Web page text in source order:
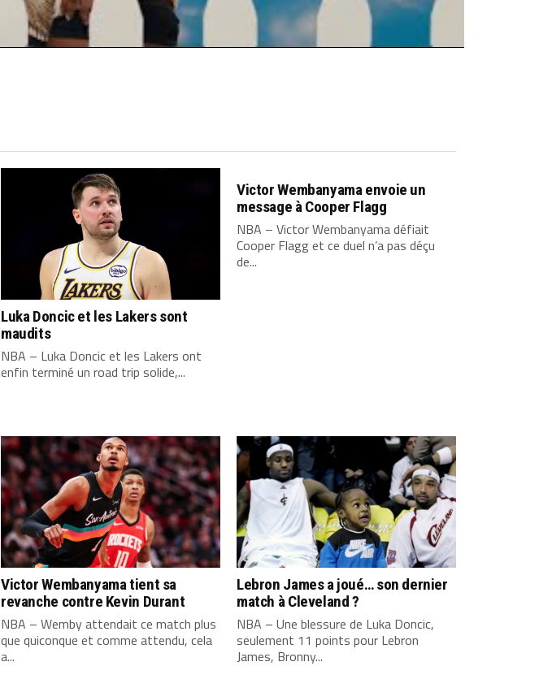
Luka Doncic et les Lakers sont
maudits
NBA – Luka Doncic et les Lakers ont
enfin terminé un road trip solide,...
Victor Wembanyama envoie un
message à Cooper Flagg
NBA – Victor Wembanyama défiait
Cooper Flagg et ce duel n’a pas déçu
de...
Victor Wembanyama tient sa
revanche contre Kevin Durant
NBA – Wemby attendait ce match plus
que quiconque et comme attendu, cela
a...
Lebron James a joué… son dernier
match à Cleveland ?
NBA – Une blessure de Luka Doncic,
seulement 11 points pour Lebron
James, Bronny...